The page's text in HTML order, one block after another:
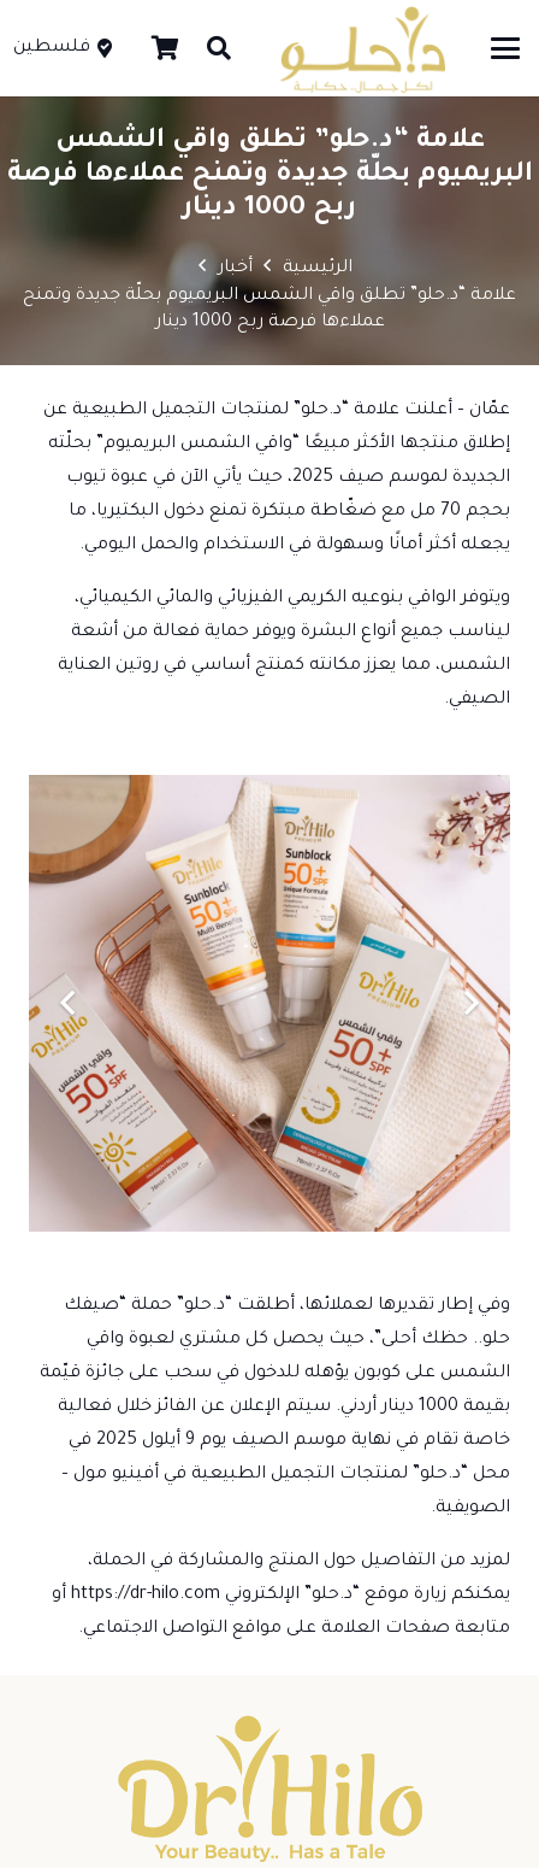
فلسطين
علامة “د.حلو” تطلق واقي الشمس
البريميوم بحلّة جديدة وتمنح عملاءها فرصة
ربح 1000 دينار
الرئيسية
أخبار
علامة “د.حلو” تطلق واقي الشمس البريميوم بحلّة جديدة وتمنح
عملاءها فرصة ربح 1000 دينار
عمّان – أعلنت علامة “د.حلو” لمنتجات التجميل الطبيعية عن
إطلاق منتجها الأكثر مبيعًا “واقي الشمس البريميوم” بحلّته
الجديدة لموسم صيف 2025، حيث يأتي الآن في عبوة تيوب
بحجم 70 مل مع ضغّاطة مبتكرة تمنع دخول البكتيريا، ما
يجعله أكثر أمانًا وسهولة في الاستخدام والحمل اليومي.
ويتوفر الواقي بنوعيه الكريمي الفيزيائي والمائي الكيميائي،
ليناسب جميع أنواع البشرة ويوفر حماية فعالة من أشعة
الشمس، مما يعزز مكانته كمنتج أساسي في روتين العناية
الصيفي.
وفي إطار تقديرها لعملائها، أطلقت “د.حلو” حملة “صيفك
حلو.. حظك أحلى”، حيث يحصل كل مشتري لعبوة واقي
الشمس على كوبون يؤهله للدخول في سحب على جائزة قيّمة
بقيمة 1000 دينار أردني. سيتم الإعلان عن الفائز خلال فعالية
خاصة تقام في نهاية موسم الصيف يوم 9 أيلول 2025 في
محل “د.حلو” لمنتجات التجميل الطبيعية في أفينيو مول –
الصويفية.
لمزيد من التفاصيل حول المنتج والمشاركة في الحملة،
يمكنكم زيارة موقع “د.حلو” الإلكتروني https://dr-hilo.com أو
متابعة صفحات العلامة على مواقع التواصل الاجتماعي.